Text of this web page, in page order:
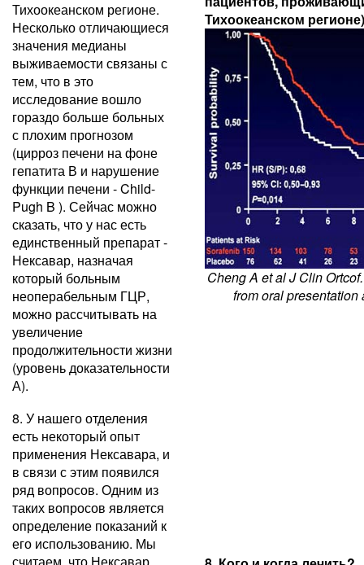
Тихоокеанском регионе.
Несколько отличающиеся
значения медианы
выживаемости связаны с
тем, что в это
исследование вошло
гораздо больше больных
с плохим прогнозом
(цирроз печени на фоне
гепатита В и нарушение
функции печени - Child-
Pugh B ). Сейчас можно
сказать, что у нас есть
единственный препарат -
Нексавар, назначая
который больным
неоперабельным ГЦР,
можно рассчитывать на
увеличение
продолжительности жизни
(уровень доказательности
А).
Тихоокеанском регионе)
Cheng A et al J Clin
from oral
8. У нашего отделения
есть некоторый опыт
применения Нексавара, и
в связи с этим появился
ряд вопросов. Одним из
таких вопросов является
определение показаний к
его использованию. Мы